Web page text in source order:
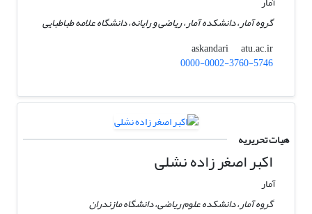
گروه آمار، دانشکده آمار، ریاضی و رایانه، دانشگاه علامه طباطبایی
askandari
atu.ac.ir
0000-0002-3760-5746
هیات تحریریه
اکبر اصغر زاده نشلی
آمار
گروه آمار، دانشکده علوم ریاضی، دانشگاه مازندران